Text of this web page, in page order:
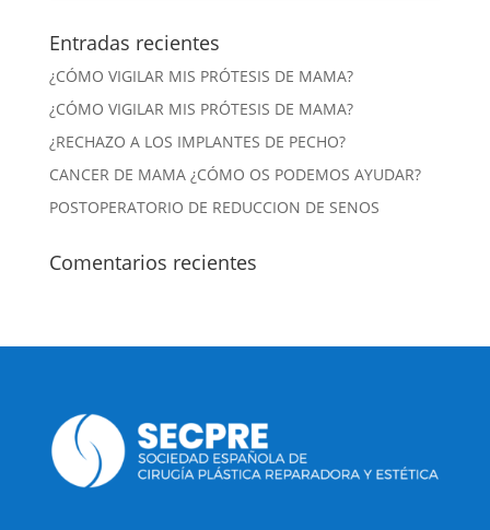
Entradas recientes
¿CÓMO VIGILAR MIS PRÓTESIS DE MAMA?
¿CÓMO VIGILAR MIS PRÓTESIS DE MAMA?
¿RECHAZO A LOS IMPLANTES DE PECHO?
CANCER DE MAMA ¿CÓMO OS PODEMOS AYUDAR?
POSTOPERATORIO DE REDUCCION DE SENOS
Comentarios recientes